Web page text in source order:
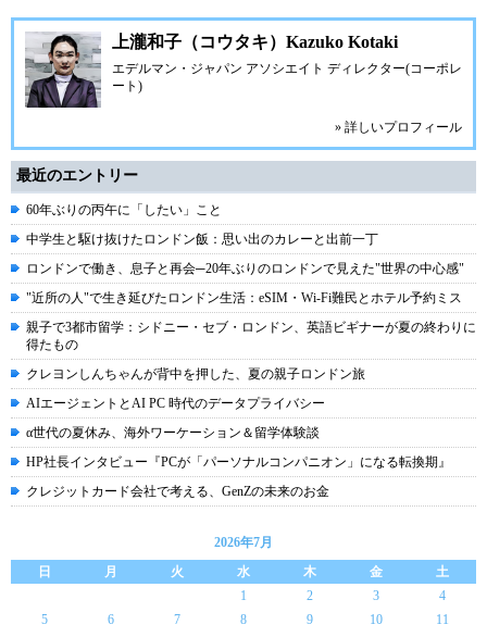
上瀧和子（コウタキ）Kazuko Kotaki
エデルマン・ジャパン アソシエイト ディレクター(コーポレ
ート)
» 詳しいプロフィール
最近のエントリー
60年ぶりの丙午に「したい」こと
中学生と駆け抜けたロンドン飯：思い出のカレーと出前一丁
ロンドンで働き、息子と再会─20年ぶりのロンドンで見えた"世界の中心感"
"近所の人"で生き延びたロンドン生活：eSIM・Wi-Fi難民とホテル予約ミス
親子で3都市留学：シドニー・セブ・ロンドン、英語ビギナーが夏の終わりに
得たもの
クレヨンしんちゃんが背中を押した、夏の親子ロンドン旅
AIエージェントとAI PC 時代のデータプライバシー
α世代の夏休み、海外ワーケーション＆留学体験談
HP社長インタビュー『PCが「パーソナルコンパニオン」になる転換期』
クレジットカード会社で考える、GenZの未来のお金
2026年7月
日
月 火 水 木 金
土
1
2 3
4
5
6 7 8 9 10
11